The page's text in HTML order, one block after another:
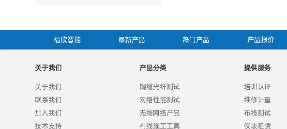
福欣智能 最新产品 热门产品 产品报价
关于我们
关于我们
联系我们
加入我们
技术支持
产品分类
铜缆光纤测试
网络性能测试
无线网络产品
布线施工工具
提供服务
培训认证
维修计量
布线测试
仪表租赁